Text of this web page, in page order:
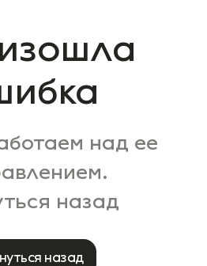
над ее
назад
назад